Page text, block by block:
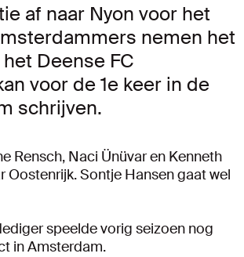
af naar Nyon voor het
nemen het
Deense FC
voor de 1e keer in de
schrijven.
Rensch, Naci Ünüvar en Kenneth
Oostenrijk. Sontje Hansen gaat wel
speelde vorig seizoen nog
in Amsterdam.